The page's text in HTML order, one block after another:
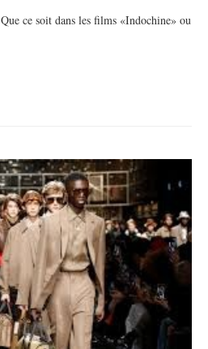
ce soit dans les films «Indochine» ou